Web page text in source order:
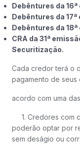
Debêntures da
Debêntures da
Debêntures da
CRA da 31ª
Securitização.
Cada credor terá o
pagamento de seus
acordo com uma
1. Credores com
poderão optar por
sem deságio ou